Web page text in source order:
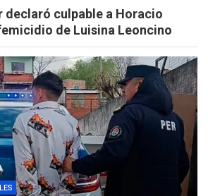
declaró culpable a Horacio
de Luisina Leoncino